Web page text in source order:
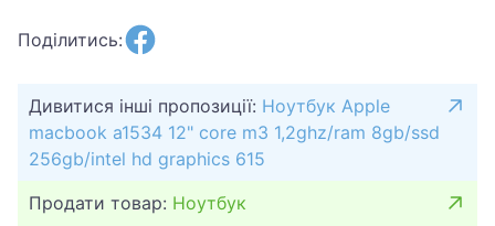
Поділитись:
Дивитися інші пропозиції: Ноутбук Apple
macbook a1534 12" core m3 1,2ghz/ram 8gb/ssd
256gb/intel hd graphics 615
Продати товар: Ноутбук